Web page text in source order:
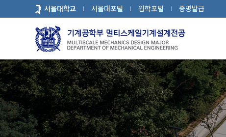
로
뉴
서울대학교 서울대포털 입학포털 증명발급